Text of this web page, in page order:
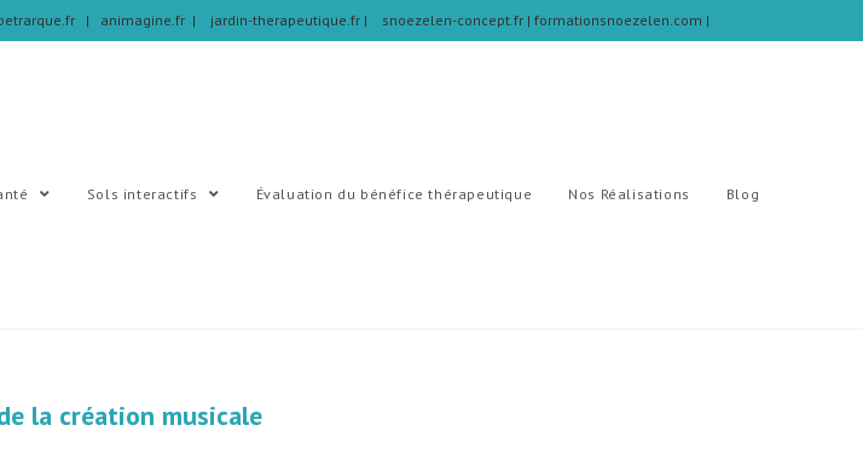
| animagine.fr | jardin-therapeutique.fr | snoezelen-concept.fr | formationsnoezelen.com |
Sols interactifs Évaluation du bénéfice thérapeutique Nos Réalisations Blog
la création musicale